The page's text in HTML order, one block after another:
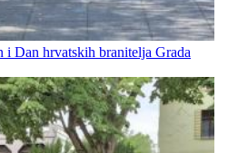
Dan hrvatskih branitelja Grada